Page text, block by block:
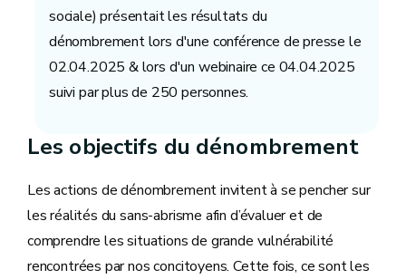
sociale) présentait les résultats du
dénombrement lors d'une conférence de presse le
02.04.2025 & lors d'un webinaire ce 04.04.2025
suivi par plus de 250 personnes.
Les objectifs du dénombrement
Les actions de dénombrement invitent à se pencher sur
les réalités du sans-abrisme afin d’évaluer et de
comprendre les situations de grande vulnérabilité
rencontrées par nos concitoyens. Cette fois, ce sont les